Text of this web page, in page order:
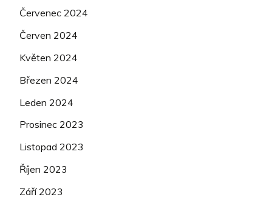
Červenec 2024
Červen 2024
Květen 2024
Březen 2024
Leden 2024
Prosinec 2023
Listopad 2023
Říjen 2023
Září 2023